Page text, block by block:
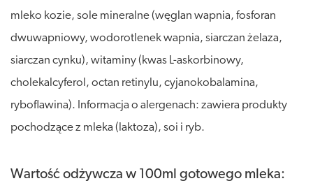
mleko kozie, sole mineralne (węglan wapnia, fosforan
dwuwapniowy, wodorotlenek wapnia, siarczan żelaza,
siarczan cynku), witaminy (kwas L-askorbinowy,
cholekalcyferol, octan retinylu, cyjanokobalamina,
ryboflawina). Informacja o alergenach: zawiera produkty
pochodzące z mleka (laktoza), soi i ryb.
Wartość odżywcza w 100ml gotowego mleka: